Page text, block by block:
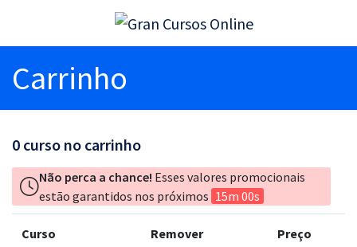
Carrinho
0 curso no carrinho
Não perca a chance! Esses valores promocionais
estão garantidos nos próximos 15m 00s
Curso Remover Preço